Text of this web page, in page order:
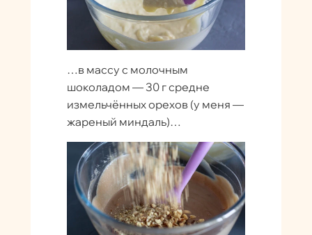
…в массу с молочным
шоколадом — 30 г средне
измельчённых орехов (у меня —
жареный миндаль)…